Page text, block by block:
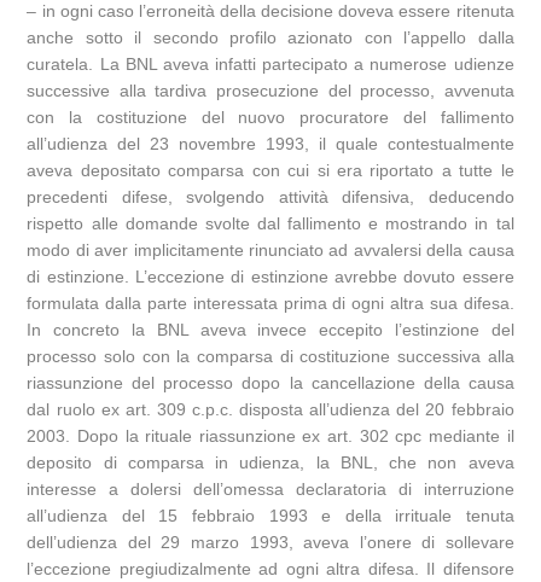
– in ogni caso l’erroneità della decisione doveva essere ritenuta
anche sotto il secondo profilo azionato con l’appello dalla
curatela. La BNL aveva infatti partecipato a numerose udienze
successive alla tardiva prosecuzione del processo, avvenuta
con la costituzione del nuovo procuratore del fallimento
all’udienza del 23 novembre 1993, il quale contestualmente
aveva depositato comparsa con cui si era riportato a tutte le
precedenti difese, svolgendo attività difensiva, deducendo
rispetto alle domande svolte dal fallimento e mostrando in tal
modo di aver implicitamente rinunciato ad avvalersi della causa
di estinzione. L’eccezione di estinzione avrebbe dovuto essere
formulata dalla parte interessata prima di ogni altra sua difesa.
In concreto la BNL aveva invece eccepito l’estinzione del
processo solo con la comparsa di costituzione successiva alla
riassunzione del processo dopo la cancellazione della causa
dal ruolo ex art. 309 c.p.c. disposta all’udienza del 20 febbraio
2003. Dopo la rituale riassunzione ex art. 302 cpc mediante il
deposito di comparsa in udienza, la BNL, che non aveva
interesse a dolersi dell’omessa declaratoria di interruzione
all’udienza del 15 febbraio 1993 e della irrituale tenuta
dell’udienza del 29 marzo 1993, aveva l’onere di sollevare
l’eccezione pregiudizalmente ad ogni altra difesa. Il difensore